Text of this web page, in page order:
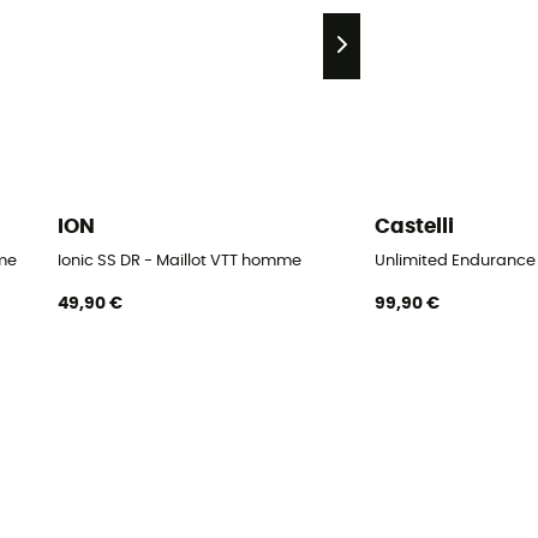
ION
Ionic SS DR - Maillot VTT homme
49,90 €
Castelli
Unlimited
99,90 €